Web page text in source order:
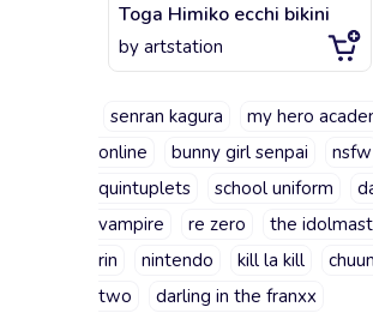
Toga Himiko ecchi bikini
by artstation
senran kagura my hero
online
bunny girl senpai nsfw
quintuplets
school uniform
vampire
re zero the
rin
nintendo kill la kill
two
darling in the franxx